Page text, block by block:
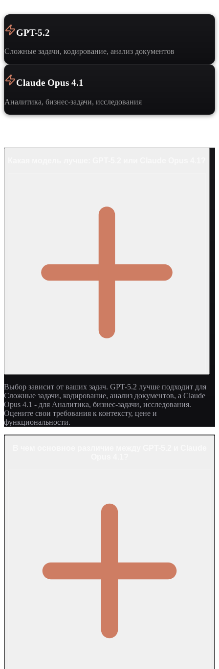
GPT-5.2
Сложные задачи, кодирование, анализ документов
Claude Opus 4.1
Аналитика, бизнес-задачи, исследования
Выбор зависит от ваших задач. GPT-5.2 лучше подходит для
Сложные задачи, кодирование, анализ документов, а Claude
Opus 4.1 - для Аналитика, бизнес-задачи, исследования.
Оцените свои требования к контексту, цене и
функциональности.